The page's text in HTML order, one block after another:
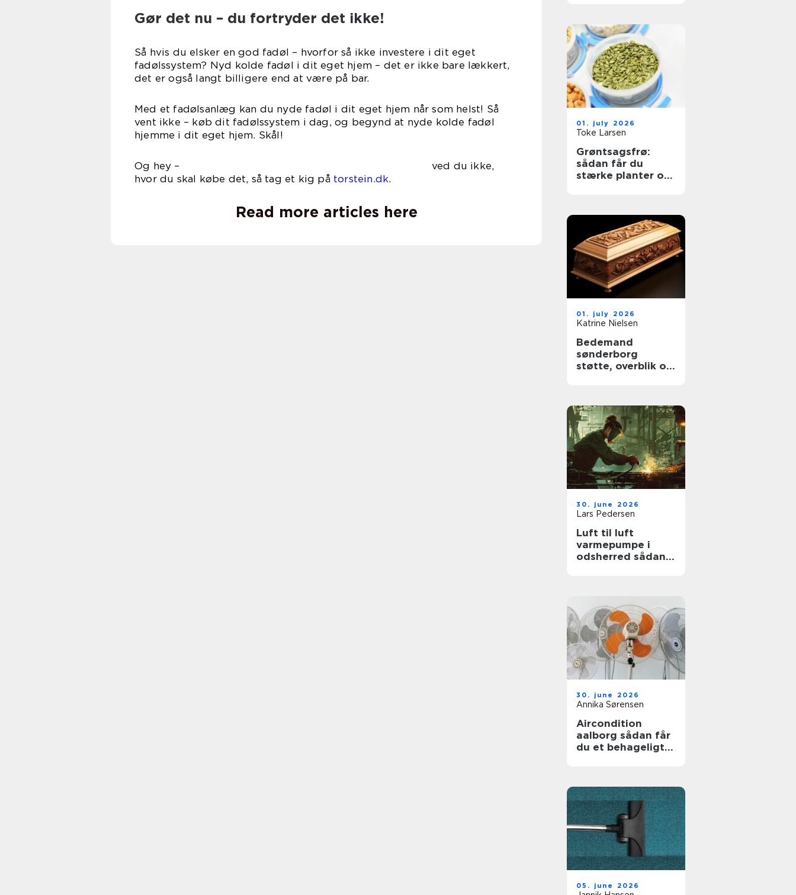
Gør det nu – du fortryder det ikke!
Så hvis du elsker en god fadøl – hvorfor så ikke investere i dit eget
fadølssystem? Nyd kolde fadøl i dit eget hjem – det er ikke bare lækkert,
det er også langt billigere end at være på bar.
Med et fadølsanlæg kan du nyde fadøl i dit eget hjem når som helst! Så
vent ikke – køb dit fadølssystem i dag, og begynd at nyde kolde fadøl
hjemme i dit eget hjem. Skål!
Og hey – ved du ikke,
hvor du skal købe det, så tag et kig på torstein.dk.
Read more articles here
01. july 2026
Toke Larsen
Grøntsagsfrø:
sådan får du
stærke planter og
01. july 2026
Katrine Nielsen
Bedemand
sønderborg
støtte, overblik og
30. june 2026
Lars Pedersen
Luft til luft
varmepumpe i
odsherred sådan
30. june 2026
Annika Sørensen
Aircondition
aalborg sådan får
du et behageligt
05. june 2026